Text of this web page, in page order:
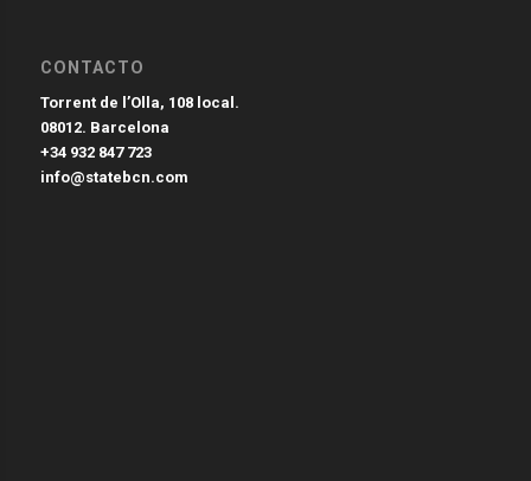
CONTACTO
Torrent de l’Olla, 108 local.
08012. Barcelona
+34 932 847 723
info@statebcn.com